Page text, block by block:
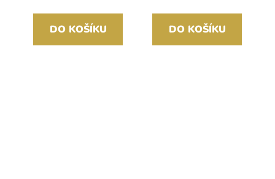
DO KOŠÍKU DO KOŠÍKU